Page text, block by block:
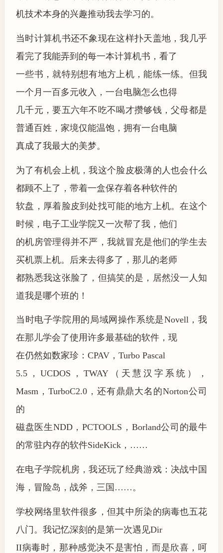
机技术本身的兴趣推动我去学习的。
当时计算机书还不象现在这样扑天盖地，我几乎
看完了我能弄到的每一本计算机书，看了
一些书，就特别想有地方上机，能练一练。但我
一个月一百多元收入，一台电脑怎么也得
几千元，要五六年不吃不喝才攒够钱，父母都是
普通百姓，家境仅能温饱，拥有一台电脑
真成了我最大的美梦。
为了有机会上机，我这个脸皮极薄的人也会什么
都顾不上了，带着一盒保存着各种软件的
软盘，厚着脸皮到处找可能的地方上机。在这个
时候，电子工业学院又一次帮了我，他们
的机房管理得并不严，我就冒充是他们的学生去
买机票上机。后来去得多了，那儿的老师
都熟悉我这张脸了，但搞笑的是，居然没一人知
道我是哪个班的！
当时电子学院用的局域网操作系统是Novell，我
在那儿学会了使用许多最基础的软件，现
在仍然如数家珍：CPAV，Turbo Pascal
5.5，UCDOS，TWAY（天慧汉字系统），
Masm，TurboC2.0，还有鼎鼎大名的Norton公司
的
磁盘医生NDD，PCTOOLS，Borland公司的最牛
的常驻内存的软件SideKick，……
在电子学院机房，我还玩了经典游戏：决战中国
海，冒险岛，战斧，三国……。
学校网络里软件很多，但其中所染的病毒也五花
八门。我记忆深刻的是第一次遇见Dir
II病毒时，那种感觉决不是害怕，而是欣喜，呵